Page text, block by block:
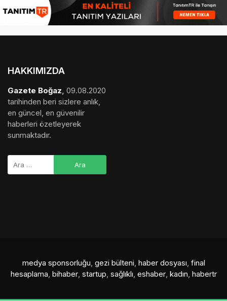
HAKKIMIZDA
Gazete Boğaz, 09.08.2020
tarihinden beri sizlere anlık,
en güncel, en güvenilir
haberleri özetleyerek
sunmaktadır.
medya sponsorluğu, gezi bülteni, haber dosyası, final
hesaplama, bihaber, startup, sağlıklı, eshaber, kadın, habertr